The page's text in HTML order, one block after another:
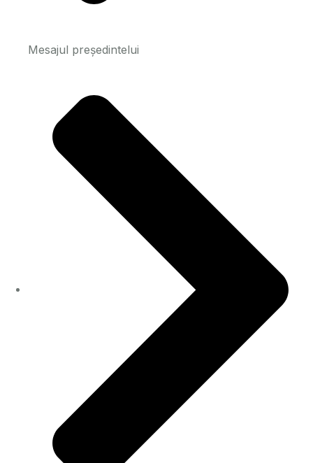
Mesajul președintelui